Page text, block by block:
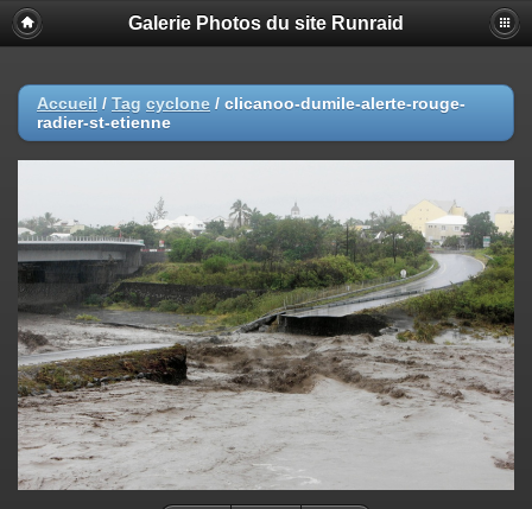
Galerie Photos du site Runraid
Accueil / Tag cyclone / clicanoo-dumile-alerte-rouge-
radier-st-etienne